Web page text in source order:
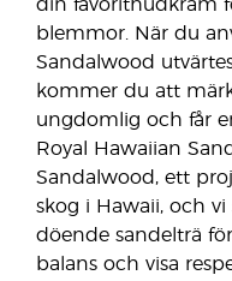
din favorithudkräm
blemmor. När du
Sandalwood
kommer du att
ungdomlig och får
Royal Hawaiian
Sandalwood, ett
skog i Hawaii, och
döende sandelträ
balans och visa